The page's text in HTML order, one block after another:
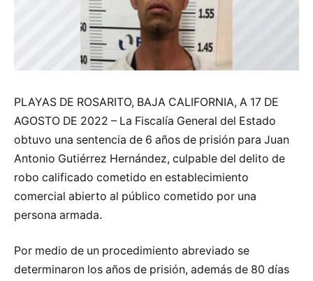
PLAYAS DE ROSARITO, BAJA CALIFORNIA, A 17 DE
AGOSTO DE 2022 – La Fiscalía General del Estado
obtuvo una sentencia de 6 años de prisión para Juan
Antonio Gutiérrez Hernández, culpable del delito de
robo calificado cometido en establecimiento
comercial abierto al público cometido por una
persona armada.
Por medio de un procedimiento abreviado se
determinaron los años de prisión, además de 80 días